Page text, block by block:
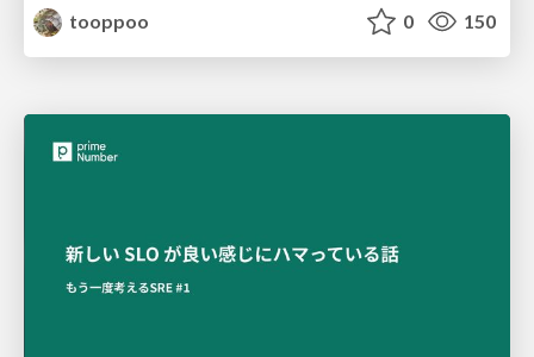
tooppoo
0 150